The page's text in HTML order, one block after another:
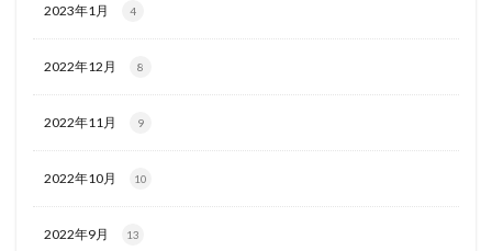
2023年1月 4
2022年12月 8
2022年11月 9
2022年10月 10
2022年9月 13